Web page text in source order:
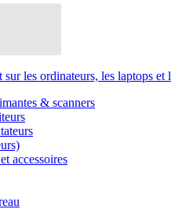
les ordinateurs, les laptops et
& scanners
accessoires